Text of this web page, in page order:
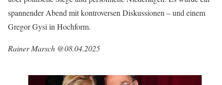
spannender Abend mit kontroversen Diskussionen – und einem
Gregor Gysi in Hochform.
Rainer Marsch @08.04.2025